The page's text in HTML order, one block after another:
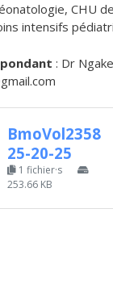
CHU
intensifs
: Dr
BmoVol2358
25-20-25
1 fichier·s
253.66 KB